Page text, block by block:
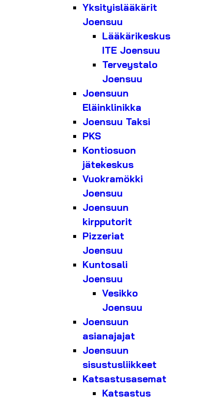
Yksityislääkärit
Joensuu
Lääkärikeskus
ITE Joensuu
Terveystalo
Joensuu
Joensuun
Eläinklinikka
Joensuu Taksi
PKS
Kontiosuon
jätekeskus
Vuokramökki
Joensuu
Joensuun
kirpputorit
Pizzeriat
Joensuu
Kuntosali
Joensuu
Vesikko
Joensuu
Joensuun
asianajajat
Joensuun
sisustusliikkeet
Katsastusasemat
Katsastus